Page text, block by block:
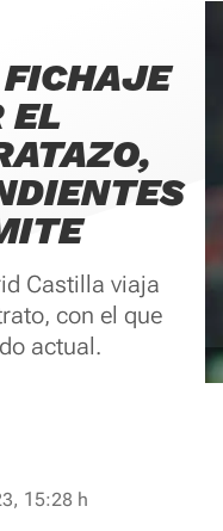
FICHAJE
EL
Castilla viaja
con el que
actual.
15:28 h